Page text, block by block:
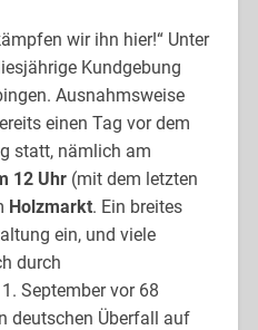
wir ihn hier!“ Unter
Kundgebung
Ausnahmsweise
einen Tag vor dem
statt, nämlich am
12 Uhr(mit dem letzten
Holzmarkt. Ein breites
ein, und viele
durch
September vor 68
deutschen Überfall auf